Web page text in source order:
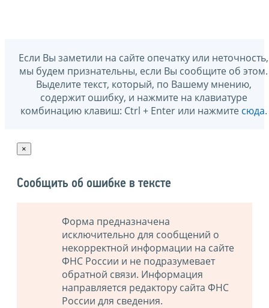
Если Вы заметили на сайте опечатку или неточность,
мы будем признательны, если Вы сообщите об этом.
Выделите текст, который, по Вашему мнению,
содержит ошибку, и нажмите на клавиатуре
комбинацию клавиш: Ctrl + Enter или нажмите сюда.
×
Сообщить об ошибке в тексте
Форма предназначена
исключительно для сообщений о
некорректной информации на сайте
ФНС России и не подразумевает
обратной связи. Информация
направляется редактору сайта ФНС
России для сведения.